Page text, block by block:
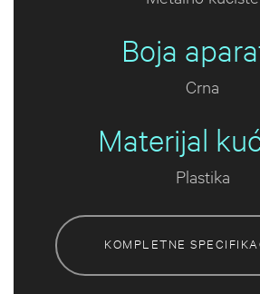
Boja
Crna
Materijal
Plastika
KOMPLETNE